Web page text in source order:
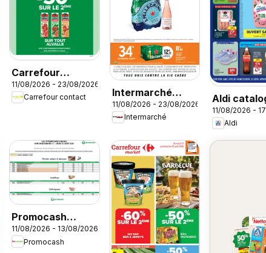
Carrefour
contact
catalogue
11/08/2026 - 23/08/2026
Carrefour contact
Intermarché
catalogue
11/08/2026 - 23/08/2026
Intermarché
Aldi
11/08/2026 -
Aldi
Promocash
Opportunités
Marée
11/08/2026 - 13/08/2026
Promocash